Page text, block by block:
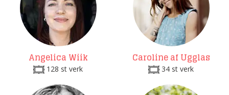
Angelica Wiik
128 st verk
Caroline af Ugglas
34 st verk